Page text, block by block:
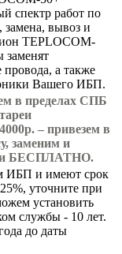
спектр работ по
вывоз и
TEPLOCOM-
а также
Вашего ИБП.
в пределах СПБ
– привезем в
заменим и
БЕСПЛАТНО.
ИБП и имеют срок
уточните при
установить
службы - 10 лет.
до даты